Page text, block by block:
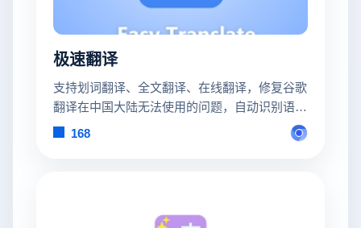
极速翻译
支持划词翻译、全文翻译、在线翻译，修复谷歌
翻译在中国大陆无法使用的问题，自动识别语
言，支持上百种语言互译，无障碍阅读外文
168